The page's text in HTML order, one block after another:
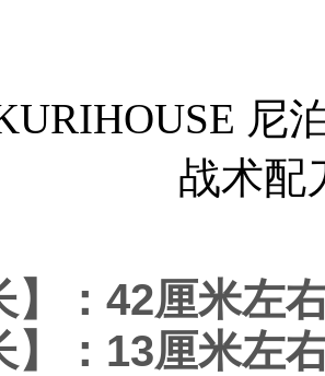
尼
战术配
】：42厘米左
】：13厘米左